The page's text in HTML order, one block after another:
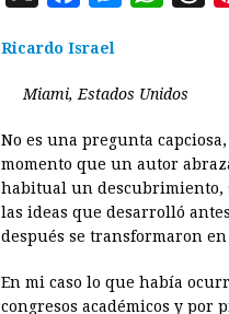
c
e
o
o
k
s
g
e
t
A
p
p
s
Ricardo Israel
Miami, Estados Unidos
No es una pregunta
momento que un autor
habitual un descubrimiento,
las ideas que desarrolló
después se transformaron
En mi caso lo que había
congresos académicos y por